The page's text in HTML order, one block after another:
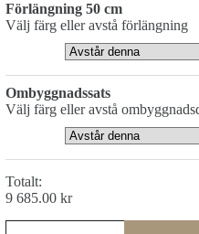
Förlängning 50 cm
Välj färg eller avstå förlängning
Ombyggnadssats
Välj färg eller avstå
Totalt:
9 685.00 kr